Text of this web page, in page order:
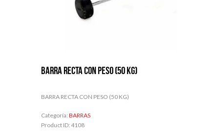
BARRA RECTA CON PESO (50 KG)
BARRA RECTA CON PESO (50 KG)
Categoría: BARRAS
Product ID: 4108